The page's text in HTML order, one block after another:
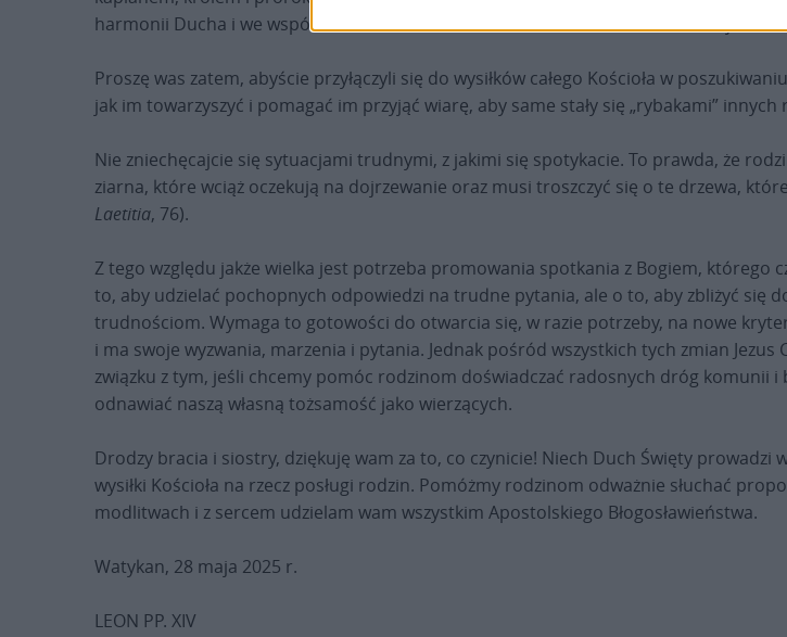
harmonii Ducha i we współistnieniu różnorodności” (LEON XIV,Homilia, 18 maja
Proszę was zatem, abyście przyłączyli się do wysiłków całego Kościoła w
jak im towarzyszyć i pomagać im przyjąć wiarę, aby same stały się „rybakami” innych
Nie zniechęcajcie się sytuacjami trudnymi, z jakimi się spotykacie. To prawda, że
ziarna, które wciąż oczekują na dojrzewanie oraz musi troszczyć się o te drzewa,
Laetitia, 76).
Z tego względu jakże wielka jest potrzeba promowania spotkania z Bogiem, którego
to, aby udzielać pochopnych odpowiedzi na trudne pytania, ale o to, aby zbliżyć się
trudnościom. Wymaga to gotowości do otwarcia się, w razie potrzeby, na nowe
i ma swoje wyzwania, marzenia i pytania. Jednak pośród wszystkich tych zmian
związku z tym, jeśli chcemy pomóc rodzinom doświadczać radosnych dróg komunii
odnawiać naszą własną tożsamość jako wierzących.
Drodzy bracia i siostry, dziękuję wam za to, co czynicie! Niech Duch Święty
wysiłki Kościoła na rzecz posługi rodzin. Pomóżmy rodzinom odważnie słuchać
modlitwach i z sercem udzielam wam wszystkim Apostolskiego Błogosławieństwa.
Watykan, 28 maja 2025 r.
LEON PP. XIV